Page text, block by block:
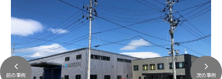
前の事例 次の事例